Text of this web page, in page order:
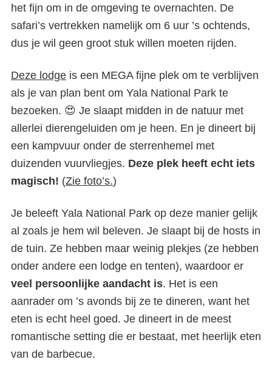
Yala National Park | De
grootste kans op het zien van
een luipaard
het fijn om in de omgeving te overnachten. De
safari’s vertrekken namelijk om 6 uur ’s ochtends,
dus je wil geen groot stuk willen moeten rijden.
Deze lodge is een MEGA fijne plek om te verblijven
als je van plan bent om Yala National Park te
bezoeken. 😍 Je slaapt midden in de natuur met
allerlei dierengeluiden om je heen. En je dineert bij
een kampvuur onder de sterrenhemel met
duizenden vuurvliegjes. Deze plek heeft echt iets
magisch! (Zie foto’s.)
Je beleeft Yala National Park op deze manier gelijk
al zoals je hem wil beleven. Je slaapt bij de hosts in
de tuin. Ze hebben maar weinig plekjes (ze hebben
onder andere een lodge en tenten), waardoor er
veel persoonlijke aandacht is. Het is een
aanrader om ’s avonds bij ze te dineren, want het
eten is echt heel goed. Je dineert in de meest
romantische setting die er bestaat, met heerlijk eten
van de barbecue.